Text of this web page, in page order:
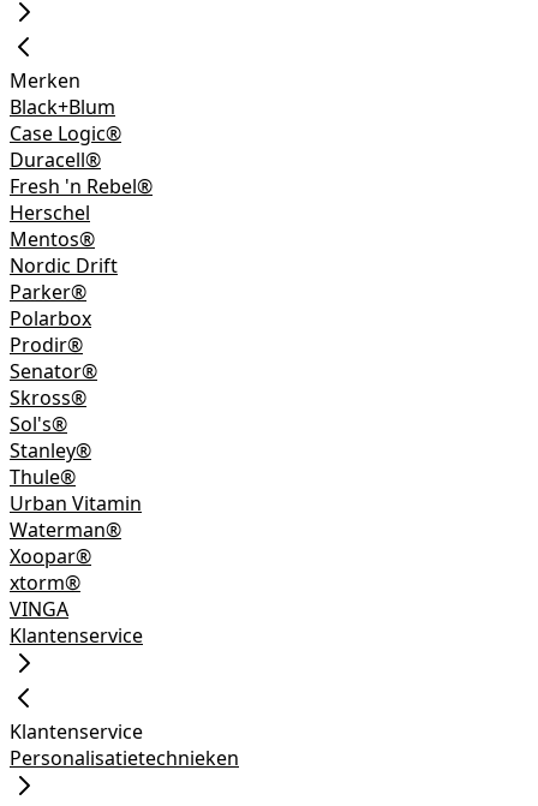
Merken
Black+Blum
Case Logic®
Duracell®
Fresh 'n Rebel®
Herschel
Mentos®
Nordic Drift
Parker®
Polarbox
Prodir®
Senator®
Skross®
Sol's®
Stanley®
Thule®
Urban Vitamin
Waterman®
Xoopar®
xtorm®
VINGA
Klantenservice
Klantenservice
Personalisatietechnieken